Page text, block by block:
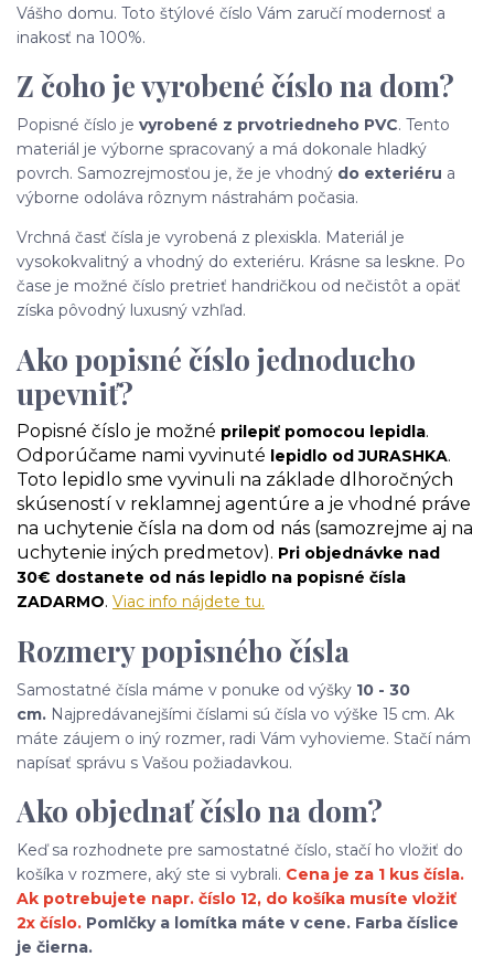
Vášho domu. Toto štýlové číslo Vám zaručí modernosť a
inakosť na 100%.
Z čoho je vyrobené číslo na dom?
Popisné číslo je vyrobené z prvotriedneho PVC. Tento
materiál je výborne spracovaný a má dokonale hladký
povrch. Samozrejmosťou je, že je vhodný do exteriéru a
výborne odoláva rôznym nástrahám počasia.
Vrchná časť čísla je vyrobená z plexiskla. Materiál je
vysokokvalitný a vhodný do exteriéru. Krásne sa leskne. Po
čase je možné číslo pretrieť handričkou od nečistôt a opäť
získa pôvodný luxusný vzhľad.
Ako popisné číslo jednoducho
upevniť?
Popisné číslo je možné prilepiť pomocou lepidla.
Odporúčame nami vyvinuté lepidlo od JURASHKA.
Toto lepidlo sme vyvinuli na základe dlhoročných
skúseností v reklamnej agentúre a je vhodné práve
na uchytenie čísla na dom od nás (samozrejme aj na
uchytenie iných predmetov). Pri objednávke nad
30€ dostanete od nás lepidlo na popisné čísla
ZADARMO. Viac info nájdete tu.
Rozmery popisného čísla
Samostatné čísla máme v ponuke od výšky 10 - 30
cm. Najpredávanejšími číslami sú čísla vo výške 15 cm. Ak
máte záujem o iný rozmer, radi Vám vyhovieme. Stačí nám
napísať správu s Vašou požiadavkou.
Ako objednať číslo na dom?
Keď sa rozhodnete pre samostatné číslo, stačí ho vložiť do
košíka v rozmere, aký ste si vybrali. Cena je za 1 kus čísla.
Ak potrebujete napr. číslo 12, do košíka musíte vložiť
2x číslo. Pomlčky a lomítka máte v cene. Farba číslice
je čierna.